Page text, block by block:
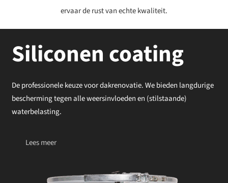
ervaar de rust van echte kwaliteit.
Siliconen coating
De professionele keuze voor dakrenovatie. We bieden langdurige
bescherming tegen alle weersinvloeden en (stilstaande)
waterbelasting.
Lees meer